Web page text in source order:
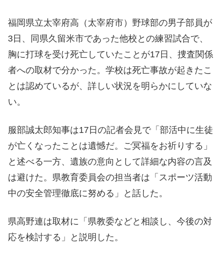
福岡県立太宰府高（太宰府市）野球部の男子部員が
3日、同県久留米市であった他校との練習試合で、
胸に打球を受け死亡していたことが17日、捜査関係
者への取材で分かった。学校は死亡事故が起きたこ
とは認めているが、詳しい状況を明らかにしていな
い。
服部誠太郎知事は17日の記者会見で「部活中に生徒
が亡くなったことは遺憾だ。ご冥福をお祈りする」
と述べる一方、遺族の意向として詳細な内容の言及
は避けた。県教育委員会の担当者は「スポーツ活動
中の安全管理徹底に努める」と話した。
県高野連は取材に「県教委などと相談し、今後の対
応を検討する」と説明した。